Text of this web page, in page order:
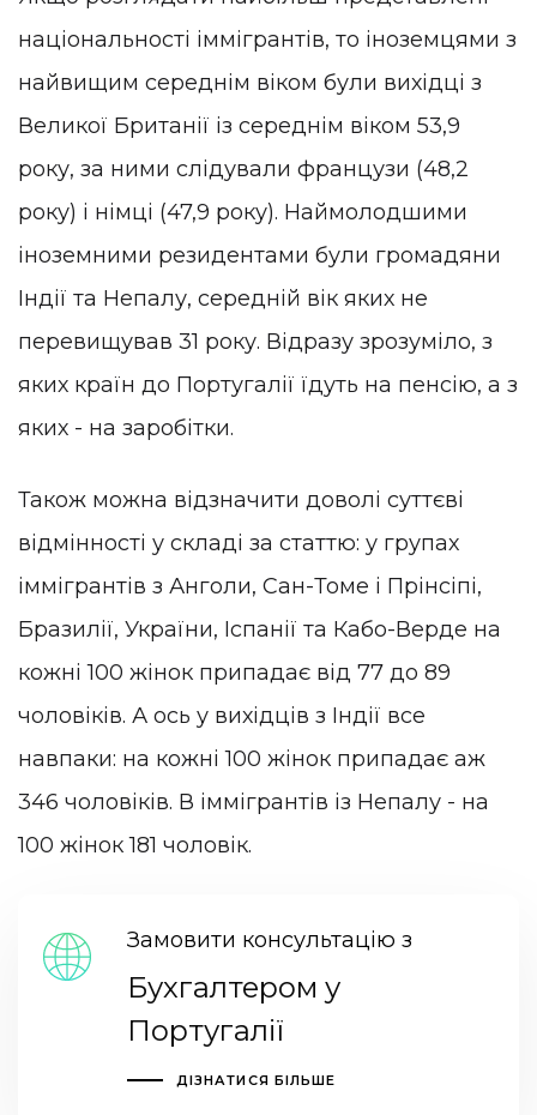
національності іммігрантів, то іноземцями з
найвищим середнім віком були вихідці з
Великої Британії із середнім віком 53,9
року, за ними слідували французи (48,2
року) і німці (47,9 року). Наймолодшими
іноземними резидентами були громадяни
Індії та Непалу, середній вік яких не
перевищував 31 року. Відразу зрозуміло, з
яких країн до Португалії їдуть на пенсію, а з
яких - на заробітки.
Також можна відзначити доволі суттєві
відмінності у складі за статтю: у групах
іммігрантів з Анголи, Сан-Томе і Прінсіпі,
Бразилії, України, Іспанії та Кабо-Верде на
кожні 100 жінок припадає від 77 до 89
чоловіків. А ось у вихідців з Індії все
навпаки: на кожні 100 жінок припадає аж
346 чоловіків. В іммігрантів із Непалу - на
100 жінок 181 чоловік.
Замовити консультацію з
Бухгалтером у
Португалії
ДІЗНАТИСЯ БІЛЬШЕ